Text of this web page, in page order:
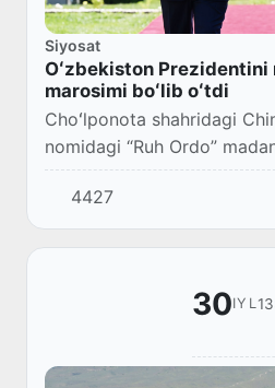
Siyosat
Oʻzbekiston
marosimi boʻlib oʻtdi
Choʻlponota shahridagi
nomidagi “Ruh Ordo”
Qirgʻiz Respublikasida
turgan Oʻzbekiston
Shavk...
4427
30IYL